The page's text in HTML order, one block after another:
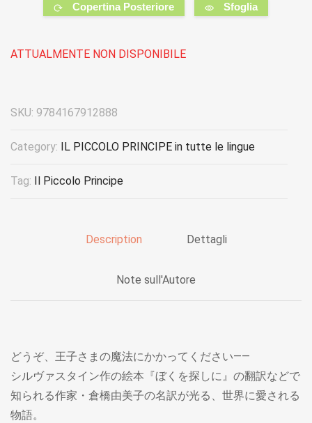
Copertina Posteriore Sfoglia
ATTUALMENTE NON DISPONIBILE
SKU: 9784167912888
Category: IL PICCOLO PRINCIPE in tutte le lingue
Tag: Il Piccolo Principe
Description Dettagli
Note sull'Autore
どうぞ、王子さまの魔法にかかってください――
シルヴァスタイン作の絵本『ぼくを探しに』の翻訳などで
知られる作家・倉橋由美子の名訳が光る、世界に愛される
物語。